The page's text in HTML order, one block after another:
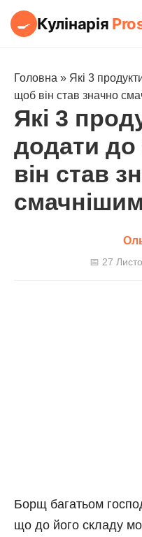
🍳 Кулінарія
Головна » Які 3
щоб він став значно
Які 3
додати
він став
смачнішим
📅 27
Борщ багатьом
що до його складу